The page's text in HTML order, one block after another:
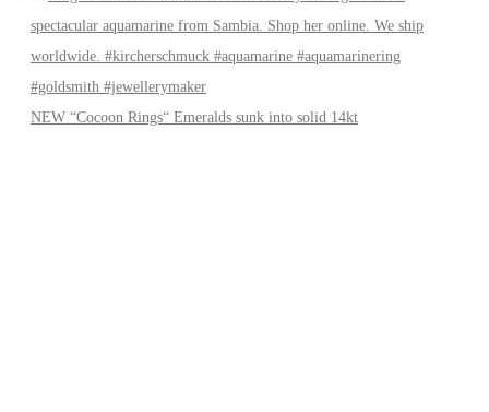
NEW “Cocoon Rings“ Emeralds sunk into solid 14kt